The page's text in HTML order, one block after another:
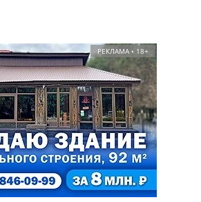
РЕКЛАМА • 18+